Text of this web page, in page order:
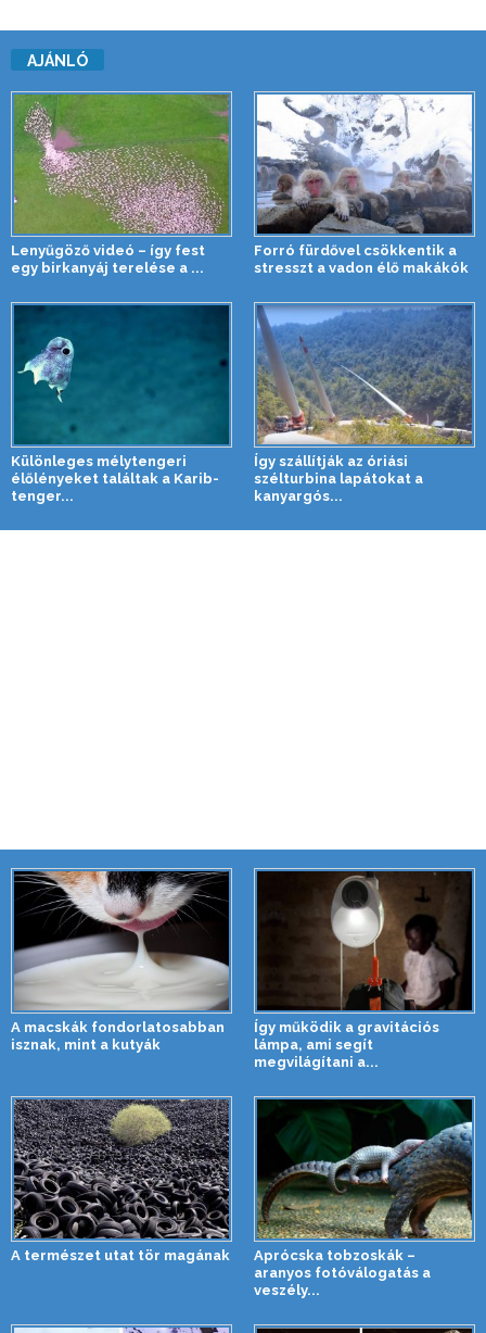
AJÁNLÓ
Lenyűgöző videó – így fest
egy birkanyáj terelése a ...
Forró fürdővel csökkentik a
stresszt a vadon élő makákók
Különleges mélytengeri
élőlényeket találtak a Karib-
tenger...
Így szállítják az óriási
szélturbina lapátokat a
kanyargós...
A macskák fondorlatosabban
isznak, mint a kutyák
Így működik a gravitációs
lámpa, ami segít
megvilágítani a...
A természet utat tör magának
Aprócska tobzoskák –
aranyos fotóválogatás a
veszély...